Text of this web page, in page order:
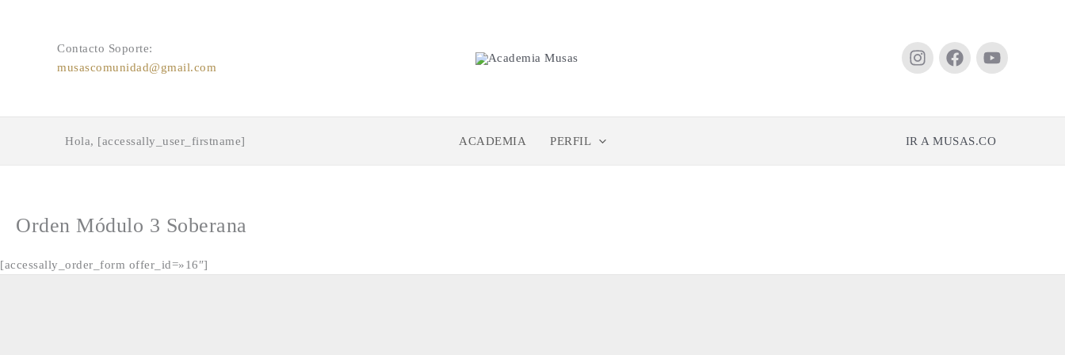
Contacto Soporte:
musascomunidad@gmail.com
Hola, [accessally_user_firstname] ACADEMIA PERFIL IR A MUSAS.CO
Orden Módulo 3 Soberana
[accessally_order_form offer_id=»16″]